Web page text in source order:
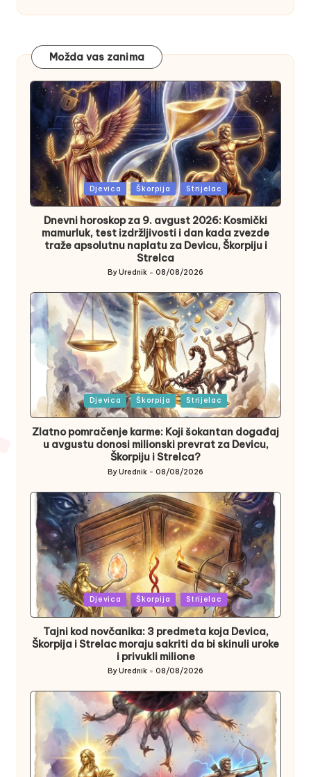
Možda vas zanima
Posted
in
Djevica Škorpija Strijelac
Dnevni horoskop za 9. avgust 2026: Kosmički
mamurluk, test izdržljivosti i dan kada zvezde
traže apsolutnu naplatu za Devicu, Škorpiju i
Strelca
Posted
by
ByUrednik 08/08/2026
Posted
Djevica Škorpija Strijelac
Zlatno pomračenje karme: Koji šokantan događaj
u avgustu donosi milionski prevrat za Devicu,
Škorpiju i Strelca?
Posted
ByUrednik 08/08/2026
Posted
in
Djevica Škorpija Strijelac
Tajni kod novčanika: 3 predmeta koja Devica,
Škorpija i Strelac moraju sakriti da bi skinuli uroke
i privukli milione
Posted
ByUrednik 08/08/2026